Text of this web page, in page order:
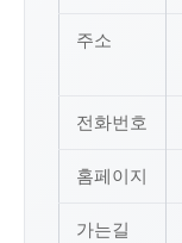
주소
전화번호
홈페이지
가는길